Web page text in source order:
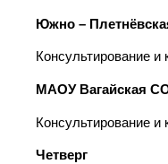
Южно –
Консультирование
МАОУ Вагайская
Консультирование и
Четверг